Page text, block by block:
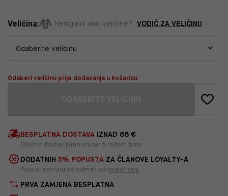
Veličina: Nesigurni oko veličine? VODIČ ZA VELIČINU
Odaberi veličinu prije dodavanja u košaricu
BESPLATNA DOSTAVA IZNAD 66 €
Obično dostavljamo unutar 5 radnih dana
DODATNIH 5% POPUSTA ZA ČLANOVE LOYALTY-A
Popust ostvaruješ odmah po registraciji
PRVA ZAMJENA BESPLATNA